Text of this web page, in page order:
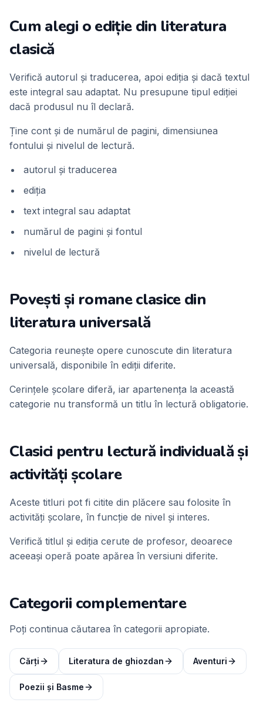
Cum alegi o ediție din literatura
clasică
Verifică autorul și traducerea, apoi ediția și dacă textul
este integral sau adaptat. Nu presupune tipul ediției
dacă produsul nu îl declară.
Ține cont și de numărul de pagini, dimensiunea
fontului și nivelul de lectură.
autorul și traducerea
ediția
text integral sau adaptat
numărul de pagini și fontul
nivelul de lectură
Povești și romane clasice din
literatura universală
Categoria reunește opere cunoscute din literatura
universală, disponibile în ediții diferite.
Cerințele școlare diferă, iar apartenența la această
categorie nu transformă un titlu în lectură obligatorie.
Clasici pentru lectură individuală și
activități școlare
Aceste titluri pot fi citite din plăcere sau folosite în
activități școlare, în funcție de nivel și interes.
Verifică titlul și ediția cerute de profesor, deoarece
aceeași operă poate apărea în versiuni diferite.
Categorii complementare
Poți continua căutarea în categorii apropiate.
Cărți Literatura de ghiozdan Aventuri
Poezii și Basme